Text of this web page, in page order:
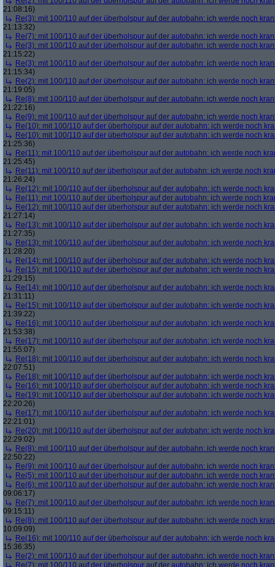
21:08:16)
Re(3): mit 100/110 auf der überholspur auf der autobahn: ich werde noch
21:13:32)
Re(7): mit 100/110 auf der überholspur auf der autobahn: ich werde noch
Re(3): mit 100/110 auf der überholspur auf der autobahn: ich werde noch
21:15:22)
Re(3): mit 100/110 auf der überholspur auf der autobahn: ich werde noch
21:15:34)
Re(2): mit 100/110 auf der überholspur auf der autobahn: ich werde noch
21:19:05)
Re(8): mit 100/110 auf der überholspur auf der autobahn: ich werde noch
21:22:16)
Re(9): mit 100/110 auf der überholspur auf der autobahn: ich werde noch
Re(10): mit 100/110 auf der überholspur auf der autobahn: ich werde noch
Re(10): mit 100/110 auf der überholspur auf der autobahn: ich werde noch
21:25:36)
Re(11): mit 100/110 auf der überholspur auf der autobahn: ich werde noch
21:25:45)
Re(11): mit 100/110 auf der überholspur auf der autobahn: ich werde noch
21:26:24)
Re(12): mit 100/110 auf der überholspur auf der autobahn: ich werde noch
Re(11): mit 100/110 auf der überholspur auf der autobahn: ich werde noch
Re(12): mit 100/110 auf der überholspur auf der autobahn: ich werde noch
21:27:14)
Re(13): mit 100/110 auf der überholspur auf der autobahn: ich werde noch
21:27:35)
Re(13): mit 100/110 auf der überholspur auf der autobahn: ich werde noch
21:28:20)
Re(14): mit 100/110 auf der überholspur auf der autobahn: ich werde noch
Re(15): mit 100/110 auf der überholspur auf der autobahn: ich werde noch
21:29:15)
Re(14): mit 100/110 auf der überholspur auf der autobahn: ich werde noch
21:31:11)
Re(15): mit 100/110 auf der überholspur auf der autobahn: ich werde noch
21:39:22)
Re(16): mit 100/110 auf der überholspur auf der autobahn: ich werde noch
21:53:38)
Re(17): mit 100/110 auf der überholspur auf der autobahn: ich werde noch
21:55:07)
Re(18): mit 100/110 auf der überholspur auf der autobahn: ich werde noch
22:07:51)
Re(18): mit 100/110 auf der überholspur auf der autobahn: ich werde noch
Re(16): mit 100/110 auf der überholspur auf der autobahn: ich werde noch
Re(19): mit 100/110 auf der überholspur auf der autobahn: ich werde noch
22:20:26)
Re(17): mit 100/110 auf der überholspur auf der autobahn: ich werde noch
22:21:01)
Re(20): mit 100/110 auf der überholspur auf der autobahn: ich werde noch
22:29:02)
Re(8): mit 100/110 auf der überholspur auf der autobahn: ich werde noch
22:50:22)
Re(9): mit 100/110 auf der überholspur auf der autobahn: ich werde noch
Re(5): mit 100/110 auf der überholspur auf der autobahn: ich werde noch
Re(6): mit 100/110 auf der überholspur auf der autobahn: ich werde noch
09:06:17)
Re(7): mit 100/110 auf der überholspur auf der autobahn: ich werde noch
09:15:11)
Re(8): mit 100/110 auf der überholspur auf der autobahn: ich werde noch
10:09:09)
Re(16): mit 100/110 auf der überholspur auf der autobahn: ich werde noch
15:36:35)
Re(2): mit 100/110 auf der überholspur auf der autobahn: ich werde noch
Re(7): mit 100/110 auf der überholspur auf der autobahn: ich werde noch